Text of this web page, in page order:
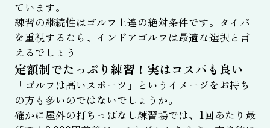
ています。
練習の継続性はゴルフ上達の絶対条件です。タイパ
を重視するなら、インドアゴルフは最適な選択と言
えるでしょう
定額制でたっぷり練習！実はコスパも良い
「ゴルフは高いスポーツ」というイメージをお持ち
の方も多いのではないでしょうか。
確かに屋外の打ちっぱなし練習場では、1回あたり最